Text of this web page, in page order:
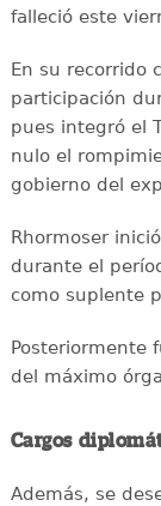
falleció este
En su recorrido
participación
pues integró el
nulo el
gobierno del
Rhormoser
durante el
como suplente
Posteriormente
del máximo
Cargos
Además, se